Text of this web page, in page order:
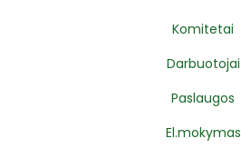
Komitetai
Darbuotojai
Paslaugos
El.mokymas